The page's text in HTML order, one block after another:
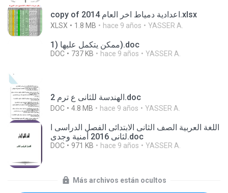
copy of اعدادية دمياط اخر العام 2014.xlsx
XLSX 1.8 MB hace 9 años YASSER A.
ممكن يتكمل عليها (1).doc
DOC 737 KB hace 9 años YASSER A.
الهندسة للثانى ع ترم 2.doc
DOC 4.8 MB hace 9 años YASSER A.
اللغة العربية الصف الثانى الابتدائى الفصل الدراسى ا
لثانى 2016 أمنية وجدى.doc
DOC 971 KB hace 9 años YASSER A.
Más archivos están ocultos